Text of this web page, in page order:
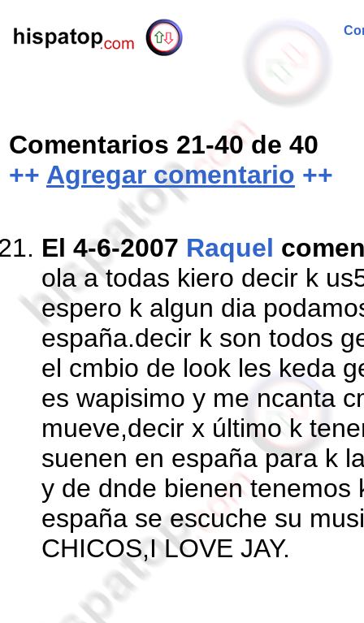
Comentarios 21-40 de 40
++ Agregar comentario ++
El 4-6-2007 Raquel
ola a todas kiero decir k
espero k algun dia
españa.decir k son todos
el cmbio de look les keda
es wapisimo y me ncanta
mueve,decir x último k
suenen en españa para k
y de dnde bienen tenemos
españa se escuche su
CHICOS,I LOVE JAY.